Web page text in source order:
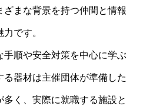
まな背景を持つ仲間と情報
です。
順や安全対策を中心に学ぶ
器材は主催団体が準備した
く、実際に就職する施設と